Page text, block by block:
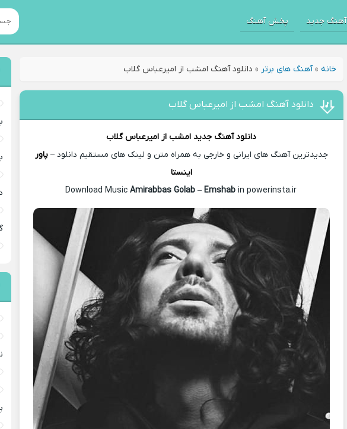
آهنگ جدید پخش آهنگ
خانه »آهنگ های برتر » دانلود آهنگ امشب از امیرعباس گلاب
دانلود آهنگ امشب از امیرعباس گلاب
دانلود آهنگ جدید امشب از امیرعباس گلاب
جدیدترین آهنگ های ایرانی و خارجی به همراه متن و لینک های مستقیم دانلود –پاور
اینستا
Amirabbas Golab –Emshabin powerinsta.ir